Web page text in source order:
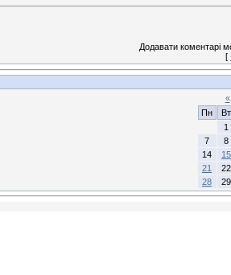
Додавати коментарі
[
«
Пн
Вт
1
7
8
14
15
21
22
28
29